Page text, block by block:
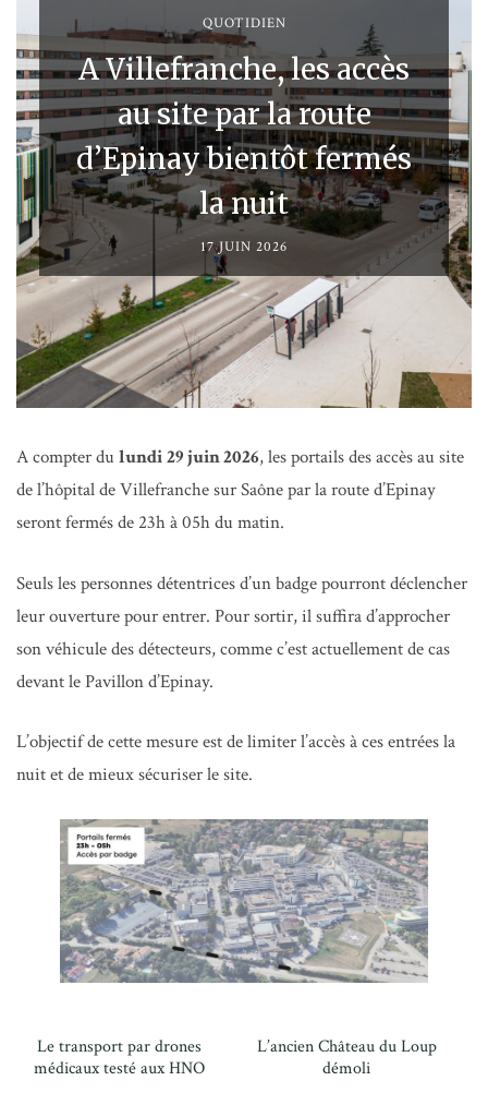
QUOTIDIEN
A Villefranche, les accès
au site par la route
d’Epinay bientôt fermés
la nuit
17 JUIN 2026
A compter dulundi29 juin 2026, les portails des accès au site
de l’hôpital de Villefranche sur Saône par la route d’Epinay
seront fermés de 23h à 05h du matin.
Seuls les personnes détentrices d’un badge pourront déclencher
leur ouverture pour entrer. Pour sortir, il suffira d’approcher
son véhicule des détecteurs, comme c’est actuellement de cas
devant le Pavillon d’Epinay.
L’objectif de cette mesure est de limiter l’accès à ces entrées la
nuit et de mieux sécuriser le site.
Le transport par drones
médicaux testé aux HNO
L’ancien Château du Loup
démoli